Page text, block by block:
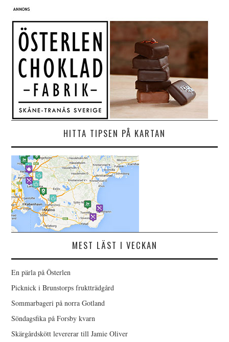
HITTA TIPSEN PÅ KARTAN
MEST LÄST I VECKAN
En pärla på Österlen
Picknick i Brunstorps fruktträdgård
Sommarbageri på norra Gotland
Söndagsfika på Forsby kvarn
Skärgårdskött levererar till Jamie Oliver